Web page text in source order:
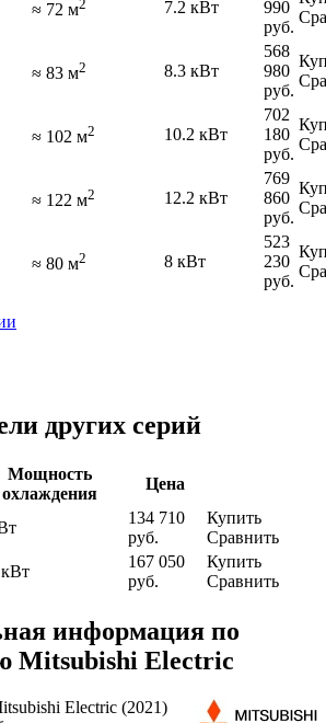
≈ 72 м2 7.2 кВт
990
руб.
≈ 83 м2 8.3 кВт
568
980
руб.
≈ 102 м2 10.2 кВт
702
180
руб.
≈ 122 м2 12.2 кВт
769
860
руб.
≈ 80 м2 8 кВт
523
230
руб.
других серий
Мощность
охлаждения
Цена
134 710
руб.
Купить
Сравнить
167 050
руб.
Купить
Сравнить
информация по
Mitsubishi Electric
Electric (2021)